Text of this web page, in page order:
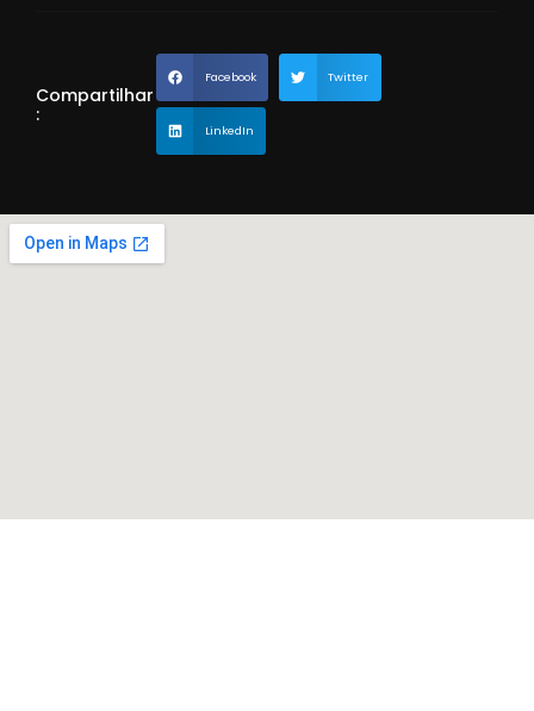
Compartilhar
:
Facebook Twitter
LinkedIn